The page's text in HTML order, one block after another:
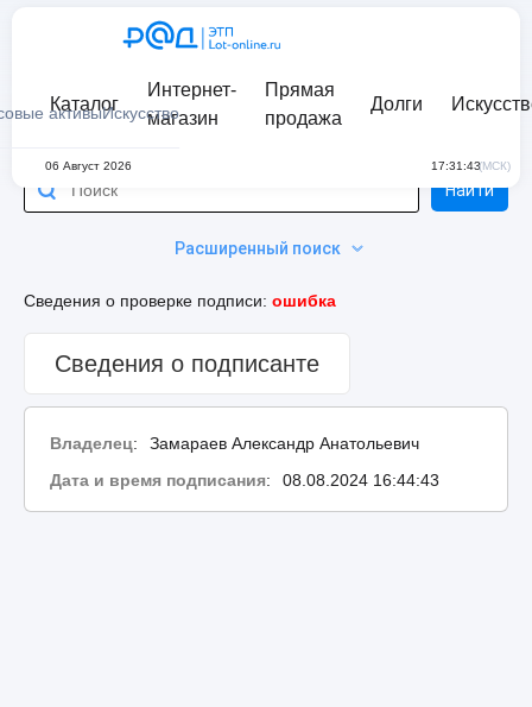
активыИскусство
Каталог
Интернет-
магазин
Прямая
продажа
Долги
06 Август 2026 17:31:43(МСК)
Расширенный поиск
Найти
Сведения о проверке подписи: ошибка
Сведения о подписанте
Владелец:
Замараев Александр Анатольевич
Дата и время подписания: 08.08.2024 16:44:43